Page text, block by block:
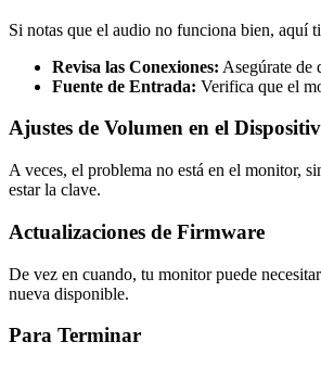
Si notas que el audio no funciona bien, aquí
Revisa las Conexiones: Asegúrate de
Fuente de Entrada: Verifica que el
Ajustes de Volumen en el
A veces, el problema no está en el monitor,
estar la clave.
Actualizaciones de Firmware
De vez en cuando, tu monitor puede
nueva disponible.
Para Terminar